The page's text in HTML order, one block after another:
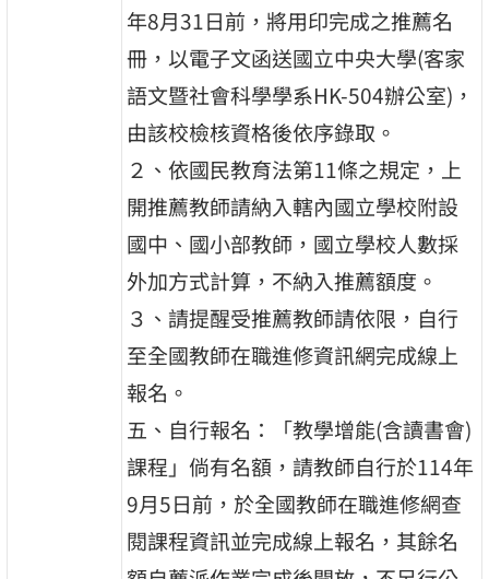
年8月31日前，將用印完成之推薦名
冊，以電子文函送國立中央大學(客家
語文暨社會科學學系HK-504辦公室)，
由該校檢核資格後依序錄取。
２、依國民教育法第11條之規定，上
開推薦教師請納入轄內國立學校附設
國中、國小部教師，國立學校人數採
外加方式計算，不納入推薦額度。
３、請提醒受推薦教師請依限，自行
至全國教師在職進修資訊網完成線上
報名。
五、自行報名：「教學增能(含讀書會)
課程」倘有名額，請教師自行於114年
9月5日前，於全國教師在職進修網查
閱課程資訊並完成線上報名，其餘名